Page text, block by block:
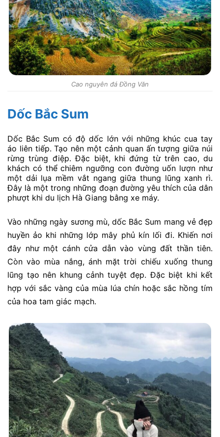
Cao nguyên đá Đồng Văn
Dốc Bắc Sum
Dốc Bắc Sum có độ dốc lớn với những khúc cua tay
áo liên tiếp. Tạo nên một cảnh quan ấn tượng giữa núi
rừng trùng điệp. Đặc biệt, khi đứng từ trên cao, du
khách có thể chiêm ngưỡng con đường uốn lượn như
một dải lụa mềm vắt ngang giữa thung lũng xanh rì.
Đây là một trong những đoạn đường yêu thích của dân
phượt khi du lịch Hà Giang bằng xe máy.
Vào những ngày sương mù, dốc Bắc Sum mang vẻ đẹp
huyền ảo khi những lớp mây phủ kín lối đi. Khiến nơi
đây như một cánh cửa dẫn vào vùng đất thần tiên.
Còn vào mùa nắng, ánh mặt trời chiếu xuống thung
lũng tạo nên khung cảnh tuyệt đẹp. Đặc biệt khi kết
hợp với sắc vàng của mùa lúa chín hoặc sắc hồng tím
của hoa tam giác mạch.